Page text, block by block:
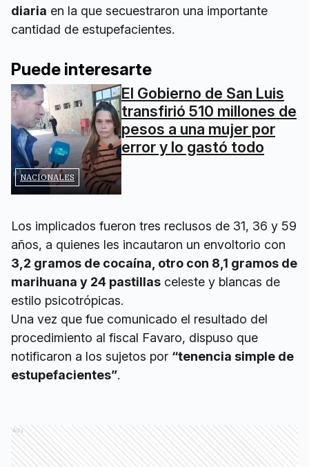
diaria en la que secuestraron una importante
cantidad de estupefacientes.
Puede interesarte
NACIONALES
El Gobierno de San Luis
transfirió 510 millones de
pesos a una mujer por
error y lo gastó todo
Los implicados fueron tres reclusos de 31, 36 y 59
años, a quienes les incautaron un envoltorio con
3,2 gramos de cocaína, otro con 8,1 gramos de
marihuana y 24 pastillas celeste y blancas de
estilo psicotrópicas.
Una vez que fue comunicado el resultado del
procedimiento al fiscal Favaro, dispuso que
notificaron a los sujetos por “tenencia simple de
estupefacientes”.
Ads